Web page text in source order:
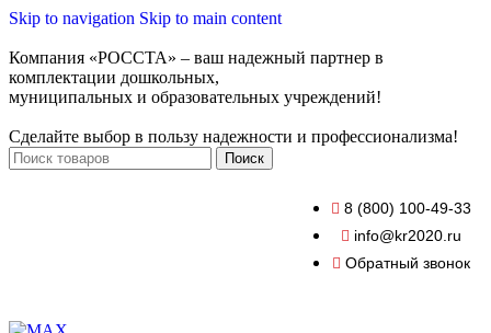
Skip to navigation Skip to main content
Компания «РОССТА» – ваш надежный партнер в
комплектации дошкольных,
муниципальных и образовательных учреждений!
Сделайте выбор в пользу надежности и профессионализма!
Поиск
8 (800) 100-49-33
info@kr2020.ru
Обратный звонок